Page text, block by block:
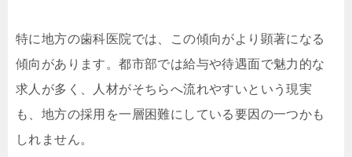
特に地方の歯科医院では、この傾向がより顕著になる
傾向があります。都市部では給与や待遇面で魅力的な
求人が多く、人材がそちらへ流れやすいという現実
も、地方の採用を一層困難にしている要因の一つかも
しれません。